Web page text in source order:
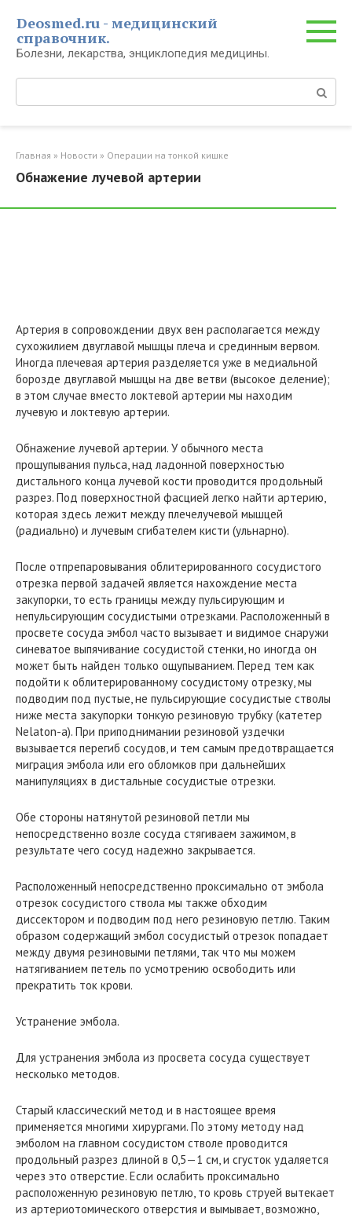
контенту
Deosmed.ru - медицинский
справочник.
Болезни, лекарства, энциклопедия медицины.
Главная » Новости » Операции на тонкой кишке
Обнажение лучевой артерии
Артерия в сопровождении двух вен располагается между
сухожилием двуглавой мышцы плеча и срединным вервом.
Иногда плечевая артерия разделяется уже в медиальной
борозде двуглавой мышцы на две ветви (высокое деление);
в этом случае вместо локтевой артерии мы находим
лучевую и локтевую артерии.
Обнажение лучевой артерии. У обычного места
прощупывания пульса, над ладонной поверхностью
дистального конца лучевой кости проводится продольный
разрез. Под поверхностной фасцией легко найти артерию,
которая здесь лежит между плечелучевой мышцей
(радиально) и лучевым сгибателем кисти (ульнарно).
После отпрепаровывания облитерированного сосудистого
отрезка первой задачей является нахождение места
закупорки, то есть границы между пульсирующим и
непульсирующим сосудистыми отрезками. Расположенный в
просвете сосуда эмбол часто вызывает и видимое снаружи
синеватое выпячивание сосудистой стенки, но иногда он
может быть найден только ощупыванием. Перед тем как
подойти к облитерированному сосудистому отрезку, мы
подводим под пустые, не пульсирующие сосудистые стволы
ниже места закупорки тонкую резиновую трубку (катетер
Nelaton-a). При приподнимании резиновой уздечки
вызывается перегиб сосудов, и тем самым предотвращается
миграция эмбола или его обломков при дальнейших
манипуляциях в дистальные сосудистые отрезки.
Обе стороны натянутой резиновой петли мы
непосредственно возле сосуда стягиваем зажимом, в
результате чего сосуд надежно закрывается.
Расположенный непосредственно проксимально от эмбола
отрезок сосудистого ствола мы также обходим
диссектором и подводим под него резиновую петлю. Таким
образом содержащий эмбол сосудистый отрезок попадает
между двумя резиновыми петлями, так что мы можем
натягиванием петель по усмотрению освободить или
прекратить ток крови.
Устранение эмбола.
Для устранения эмбола из просвета сосуда существует
несколько методов.
Старый классический метод и в настоящее время
применяется многими хирургами. По этому методу над
эмболом на главном сосудистом стволе проводится
продольный разрез длиной в 0,5—1 см, и сгусток удаляется
через это отверстие. Если ослабить проксимально
расположенную резиновую петлю, то кровь струей вытекает
из артериотомического отверстия и вымывает, возможно,